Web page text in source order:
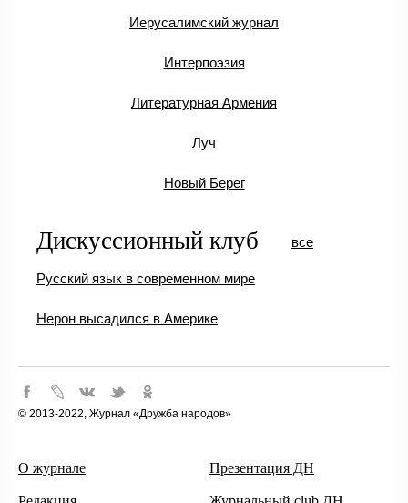
Иерусалимский журнал
Интерпоэзия
Литературная Армения
Луч
Новый Берег
Дискуссионный клуб
Русский язык в современном мире
Нерон высадился в Америке
все
© 2013-2022, Журнал «Дружба народов»
О журнале Презентация ДН